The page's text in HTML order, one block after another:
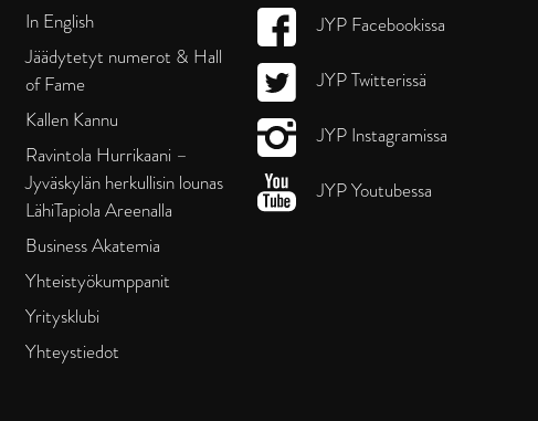
In English
Jäädytetyt numerot & Hall
of Fame
Kallen Kannu
Ravintola Hurrikaani –
Jyväskylän herkullisin lounas
LähiTapiola Areenalla
Business Akatemia
Yhteistyökumppanit
Yritysklubi
Yhteystiedot
JYP Facebookissa
JYP Twitterissä
JYP Instagramissa
JYP Youtubessa